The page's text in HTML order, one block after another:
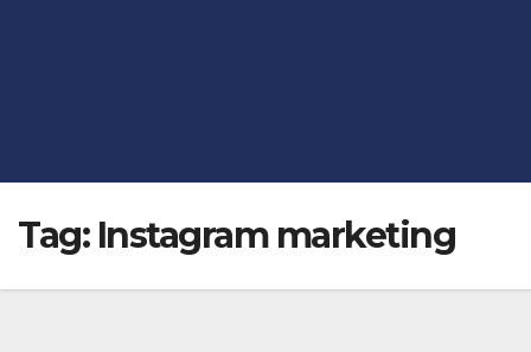
Tag: Instagram marketing